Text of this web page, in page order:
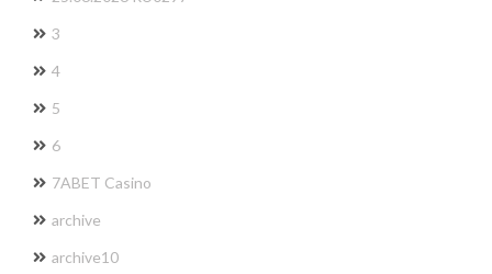
3
4
5
6
7ABET Casino
archive
archive10